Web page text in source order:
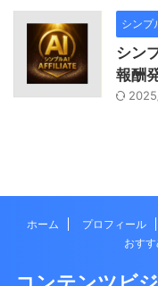
シンプ
シン
報酬
ホーム プロフィール
おす